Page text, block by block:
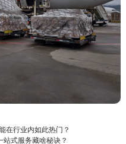
在行业内如此热门？
式服务藏啥秘诀？